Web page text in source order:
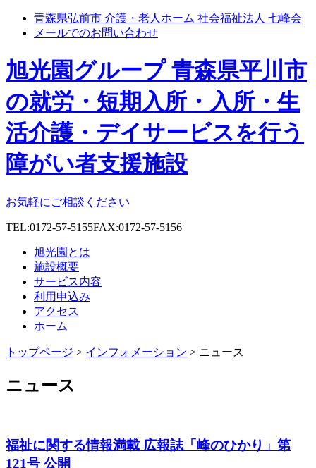
青森県弘前市 介護・老人ホーム 社会福祉法人 七峰会
メールでのお問い合わせ
旭光園グループ 青森県平川市
の就労・短期入所・入所・生
活介護・デイサービスを行う
障がい者支援施設
お気軽にご相談ください
TEL:0172-57-5155FAX:0172-57-5156
旭光園とは
施設概要
サービス内容
利用申込み
アクセス
ホーム
トップページ > インフォメーション > ニュース
ニュース
福祉に関する情報満載 広報誌「峰のひかり」第
121号 公開